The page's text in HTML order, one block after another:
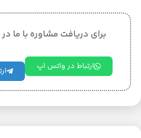
برای دریافت مشاوره با ما در
ارتباط در واتس اپ